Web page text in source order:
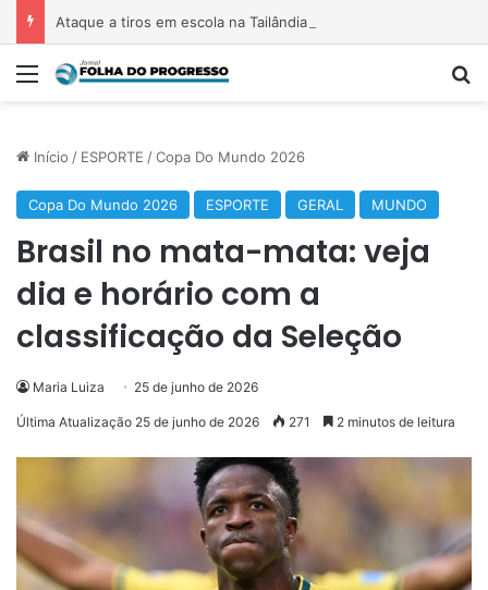
Menu
Início / ESPORTE /Copa Do Mundo 2026
Copa Do Mundo 2026 ESPORTE GERAL MUNDO
Brasil no mata-mata: veja
dia e horário com a
classificação da Seleção
Maria Luiza 25 de junho de 2026
Última Atualização 25 de junho de 2026 271 2 minutos de leitura